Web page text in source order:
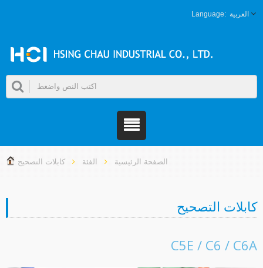
العربية
الصفحة الرئيسية الفئة كابلات التصحيح
التصحيح
C5E / C6 /